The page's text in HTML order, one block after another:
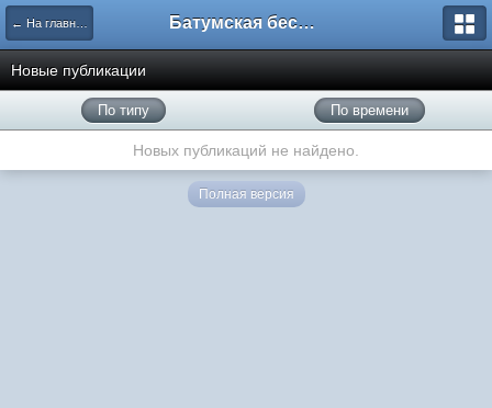
← На главную Батумская беседка
Новые публикации
По типу По времени
Новых публикаций не найдено.
Полная версия